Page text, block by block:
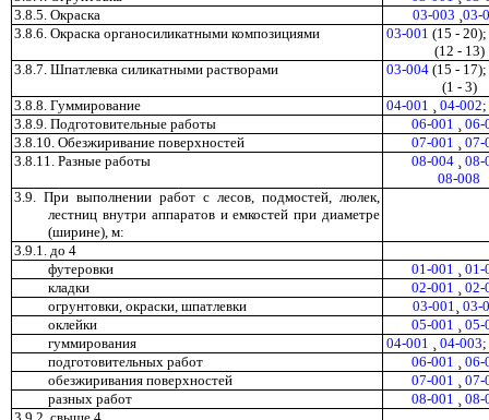
3.8.5. Окраска
03-003 ¸03-
3.8.6. Окраска органосиликатными композициями
03-001 (15 - 20);
(12 - 13)
3.8.7. Шпатлевка силикатными растворами
03-004(15 - 17);
(1 - 3)
3.8.8. Гуммирование
04-001 ¸ 04-002;
3.8.9. Подготовительные работы
06-001 ¸ 06-
3.8.10. Обезжиривание поверхностей
07-001 ¸ 07-
3.8.11. Разные работы
08-004 ¸ 08-
08-008
3.9. При выполнении работ с лесов, подмостей, люлек,
лестниц внутри аппаратов и емкостей при диаметре
(ширине), м:
3.9.1. до 4
футеровки
01-001 ¸ 01-
кладки
02-001 ¸ 02-
огрунтовки, окраски, шпатлевки
03-001¸ 03-
оклейки
05-001 ¸ 05-
гуммирования
04-001 ¸ 04-003;
подготовительных работ
06-001 ¸ 06-
обезжиривания поверхностей
07-001 ¸ 07-
разных работ
08-001 ¸ 08-